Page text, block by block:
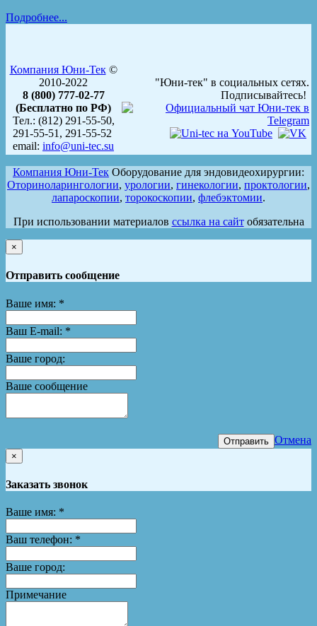
Подробнее...
Компания Юни-Тек©
2010-2022
8 (800) 777-02-77
(Бесплатно по РФ)
Тел.: (812) 291-55-50,
291-55-51, 291-55-52
email: info@uni-tec.su
"Юни-тек" в социальных сетях.
Подписывайтесь!
Компания Юни-Тек Оборудование для эндовидеохирургии:
Оториноларингологии, урологии, гинекологии, проктологии,
лапароскопии, торокоскопии, флебэктомии.
При использовании материалов ссылка на сайтобязательна
×
Отправить сообщение
Ваше имя: *
Ваш E-mail: *
Ваше город:
Ваше сообщение
Отправить Отмена
×
Заказать звонок
Ваше имя: *
Ваш телефон: *
Ваше город:
Примечание